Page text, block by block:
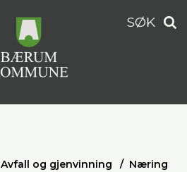
SØK
Avfall og gjenvinning Næring